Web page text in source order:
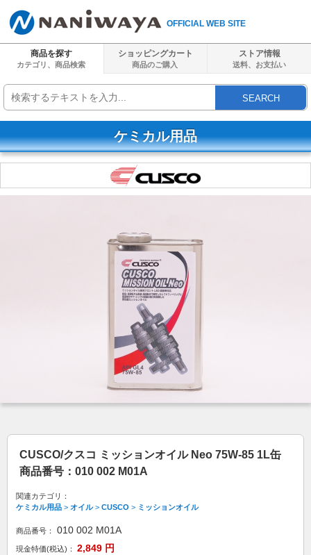
OFFICIAL WEB SITE
商品を探す
カテゴリ、商品検索
ショッピングカート
商品のご購入
ストア情報
送料、 お支払い
SEARCH
ケミカル用品
CUSCO/クスコ ミッションオイル Neo 75W-85 1L缶
商品番号：010 002 M01A
関連カテゴリ：
ケミカル用品 > オイル> CUSCO > ミッションオイル
商品番号： 010 002 M01A
現金特価(税込)： 2,849 円